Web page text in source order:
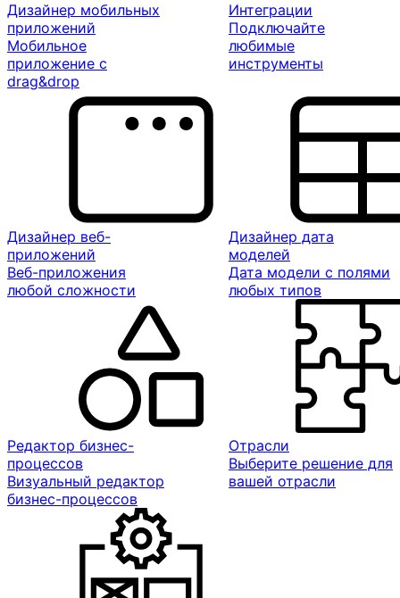
Дизайнер мобильных
приложений
Мобильное
приложение с
drag&drop
Интеграции
Подключайте
любимые
инструменты
Дизайнер веб-
приложений
Веб-приложения
любой сложности
Дизайнер дата
моделей
Дата модели с полями
любых типов
Редактор бизнес-
процессов
Визуальный редактор
бизнес-процессов
Отрасли
Выберите решение для
вашей отрасли